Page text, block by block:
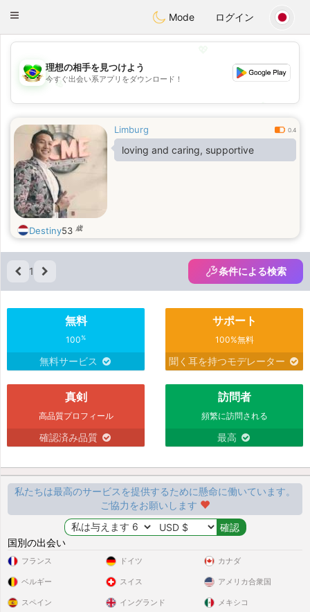
Conversar
Toggle
Mode ログイン
💖
💕
理想の相手を見つけよう
今すぐ出会い系アプリをダウンロード！
Limburg 0.4
loving and caring, supportive
Destiny53 歳
1 条件による検索
無料
100%
無料サービス
サポート
100%無料
聞く耳を持つモデレーター
真剣
高品質プロフィール
確認済み品質
訪問者
頻繁に訪問される
最高
私たちは最高のサービスを提供するために懸命に働いています。
ご協力をお願いします
国別の出会い
フランス
ベルギー
スペイン
ドイツ
スイス
イングランド
カナダ
アメリカ合衆国
メキシコ